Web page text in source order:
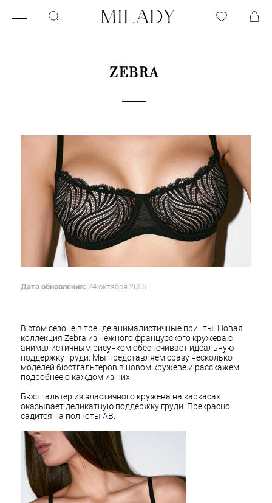
ZEBRA
Дата обновления: 24 октября 2025
В этом сезоне в тренде анималистичные принты. Новая
коллекция Zebra из нежного французского кружева с
анималистичным рисунком обеспечивает идеальную
поддержку груди. Мы представляем сразу несколько
моделей бюстгальтеров в новом кружеве и расскажем
подробнее о каждом из них.
Бюстгальтер из эластичного кружева на каркасах
оказывает деликатную поддержку груди. Прекрасно
садится на полноты AB.